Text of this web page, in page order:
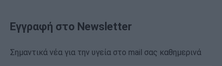
Εγγραφή στο Newsletter
Σημαντικά νέα για την υγεία στο mail σας καθημερινά